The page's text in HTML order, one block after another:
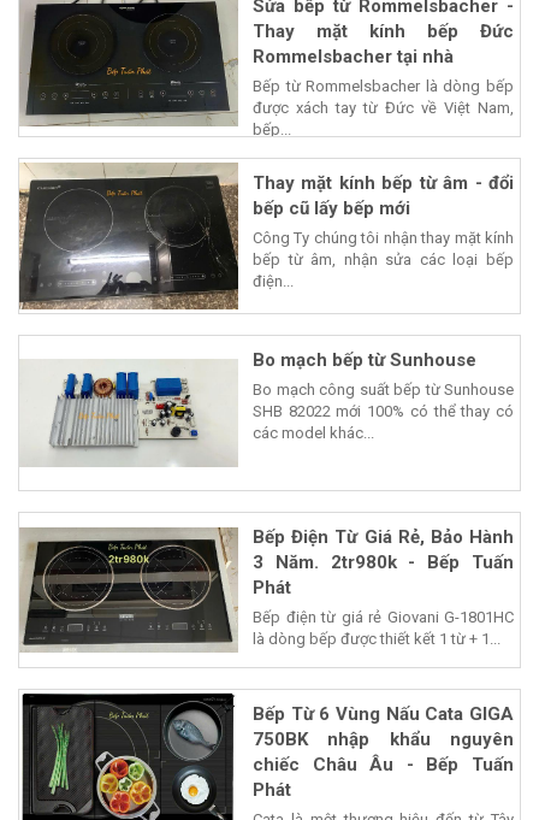
Sửa bếp từ Rommelsbacher -
Thay mặt kính bếp Đức
Rommelsbacher tại nhà
Bếp từ Rommelsbacher là dòng bếp
được xách tay từ Đức về Việt Nam,
bếp...
Thay mặt kính bếp từ âm - đổi
bếp cũ lấy bếp mới
Công Ty chúng tôi nhận thay mặt kính
bếp từ âm, nhận sửa các loại bếp
điện...
Bo mạch bếp từ Sunhouse
Bo mạch công suất bếp từ Sunhouse
SHB 82022 mới 100% có thể thay có
các model khác...
Bếp Điện Từ Giá Rẻ, Bảo Hành
3 Năm. 2tr980k - Bếp Tuấn
Phát
Bếp điện từ giá rẻ Giovani G-1801HC
là dòng bếp được thiết kết 1 từ + 1...
Bếp Từ 6 Vùng Nấu Cata GIGA
750BK nhập khẩu nguyên
chiếc Châu Âu - Bếp Tuấn
Phát